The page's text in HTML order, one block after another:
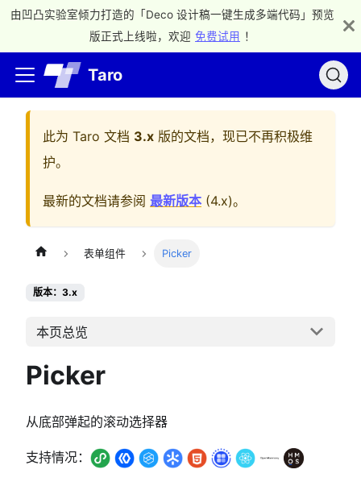
由凹凸实验室倾力打造的「Deco 设计稿一键生成多端代码」预览
版正式上线啦，欢迎 免费试用 ！
Taro
此为 Taro 文档 3.x 版的文档，现已不再积极维
护。
最新的文档请参阅 最新版本 (4.x)。
表单组件 Picker
版本：3.x
本页总览
Picker
从底部弹起的滚动选择器
支持情况：